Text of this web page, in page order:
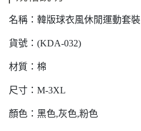
名稱：韓版球衣風休閒運動套裝
貨號：(KDA-032)
材質：棉
尺寸：M-3XL
顏色：黑色,灰色,粉色